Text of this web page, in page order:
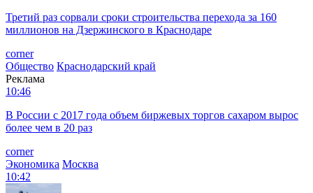
Третий раз сорвали сроки строительства перехода за 160
миллионов на Дзержинского в Краснодаре
corner
Общество Краснодарский край
Реклама
10:46
В России с 2017 года объем биржевых торгов сахаром вырос
более чем в 20 раз
corner
Экономика Москва
10:42